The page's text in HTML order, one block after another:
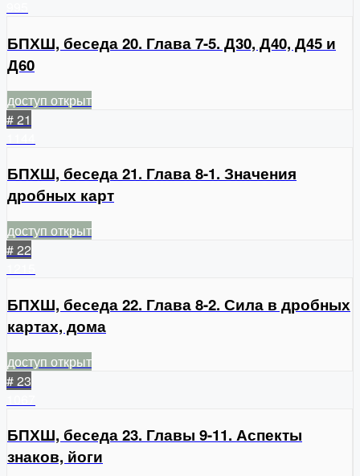
БПХШ, беседа 20. Глава 7-5. Д30, Д40, Д45 и
Д60
доступ открыт
# 21
БПХШ, беседа 21. Глава 8-1. Значения
дробных карт
доступ открыт
# 22
БПХШ, беседа 22. Глава 8-2. Сила в дробных
картах, дома
доступ открыт
# 23
БПХШ, беседа 23. Главы 9-11. Аспекты
знаков, йоги